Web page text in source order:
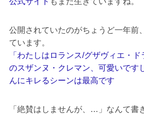
公開されていたのがちょうど一年前
ています。
「わたしはロランス/グザヴィエ・
のスザンヌ・クレマン、可愛いです
んにキレるシーンは最高です
「絶賛はしませんが、…」なんて書